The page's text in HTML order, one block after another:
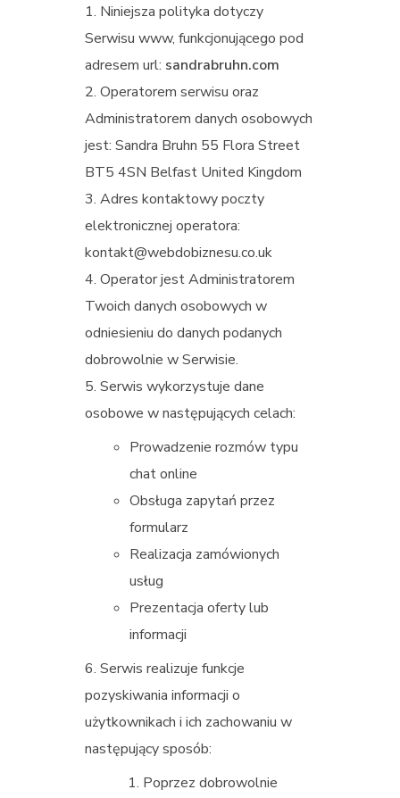
Niniejsza polityka dotyczy
Serwisu www, funkcjonującego pod
adresem url: sandrabruhn.com
Operatorem serwisu oraz
Administratorem danych osobowych
jest: Sandra Bruhn 55 Flora Street
BT5 4SN Belfast United Kingdom
Adres kontaktowy poczty
elektronicznej operatora:
kontakt@webdobiznesu.co.uk
Operator jest Administratorem
Twoich danych osobowych w
odniesieniu do danych podanych
dobrowolnie w Serwisie.
Serwis wykorzystuje dane
osobowe w następujących celach:
Prowadzenie rozmów typu
chat online
Obsługa zapytań przez
formularz
Realizacja zamówionych
usług
Prezentacja oferty lub
informacji
Serwis realizuje funkcje
pozyskiwania informacji o
użytkownikach i ich zachowaniu w
następujący sposób:
Poprzez dobrowolnie